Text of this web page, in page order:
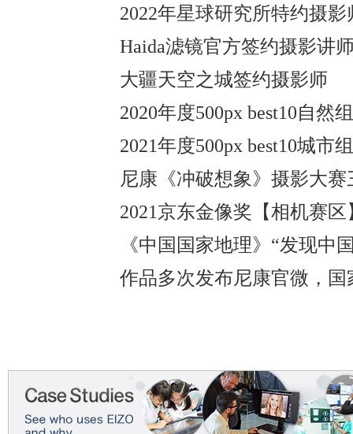
2022年星球研究所特约摄影
Haida滤镜官方签约摄影讲
大疆天空之城签约摄影师
2020年度500px best10自然
2021年度500px best10城市
尼康《冲破想象》摄影大赛
2021京东金像奖【相机赛区
《中国国家地理》“发现中
作品多次发布尼康官微，